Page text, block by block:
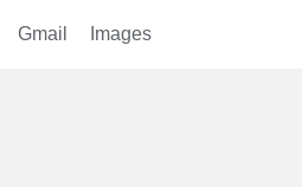
Gmail Images